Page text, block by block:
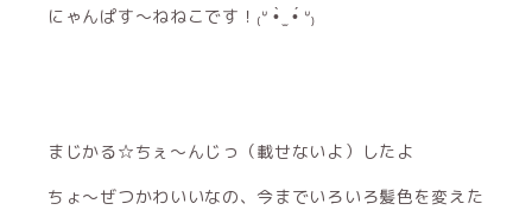
にゃんぱす〜ねねこです！₍ᐡ •̀ ̫ •́ ᐡ₎
まじかる☆ちぇ〜んじっ（載せないよ）したよ
ちょ〜ぜつかわいいなの、今までいろいろ髪色を変えた